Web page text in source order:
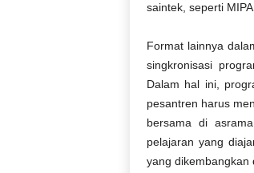
saintek, sepertiMIPA
Format lainnya
singkronisasi
Dalam hal ini,
pesantren harus
bersama di
pelajaran yang
yang dikembangkan